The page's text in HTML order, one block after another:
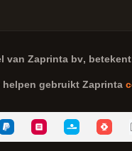
van Zaprinta bv,
gebruikt Zaprinta